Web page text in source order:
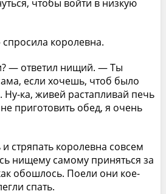
чтобы войти в низкую
королевна.
— ответил нищий. — Ты
если хочешь, чтоб было
Ну-ка, живей растапливай печь
приготовить обед, я очень
стряпать королевна совсем
нищему самому приняться за
обошлось. Поели они кое-
спать.